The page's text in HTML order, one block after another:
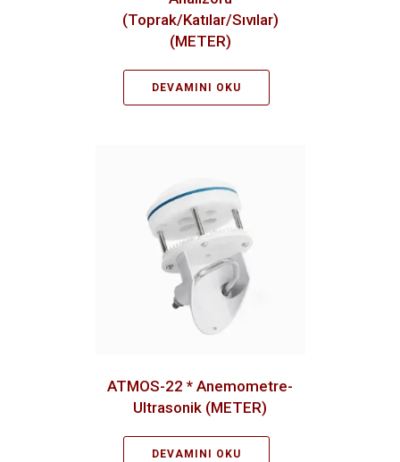
(Toprak/Katılar/Sıvılar)
(METER)
DEVAMINI OKU
ATMOS-22 * Anemometre-
Ultrasonik (METER)
DEVAMINI OKU